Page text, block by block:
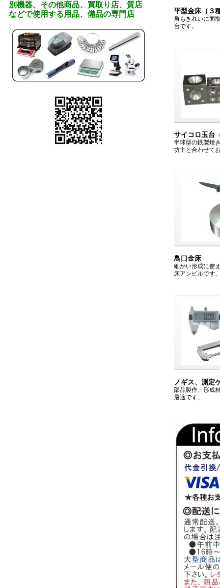
平型金床（３
角もきれいに面
台です。
サイコロ玉台
半球型の鉄製焼
坊主と合わせて
鳥口金床
細かい形成に使
床アンビルです
ノギス、測定
部品製作、形成
最適です。
別機器、その他商品、買取り店、質店
などで使用する用品、備品の専門店